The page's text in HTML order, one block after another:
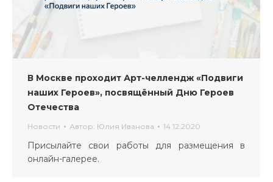
В Москве проходит Арт-челлендж «Подвиги
наших Героев», посвящённый Дню Героев
Отечества
Новости Автор: Юлия Иванова 14.12.2020
Присылайте свои работы для размещения в
онлайн-галерее.